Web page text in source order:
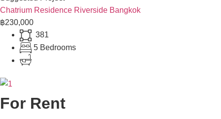
Chatrium Residence Riverside Bangkok
฿230,000
381
5 Bedrooms
For Rent